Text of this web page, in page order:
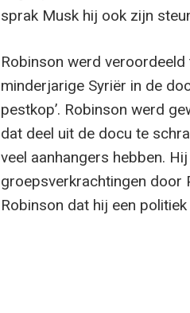
sprak Musk hij ook zijn
Robinson werd
minderjarige Syriër in de
pestkop’. Robinson werd
dat deel uit de docu te
veel aanhangers hebben.
groepsverkrachtingen door
Robinson dat hij een